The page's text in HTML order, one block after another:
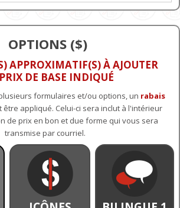
OPTIONS ($)
APPROXIMATIF(S) À AJOUTER
DE BASE INDIQUÉ
formulaires et/ou options, un rabais
appliqué. Celui-ci sera inclut à l'intérieur
de prix en bon et due forme qui vous sera
transmise par courriel.